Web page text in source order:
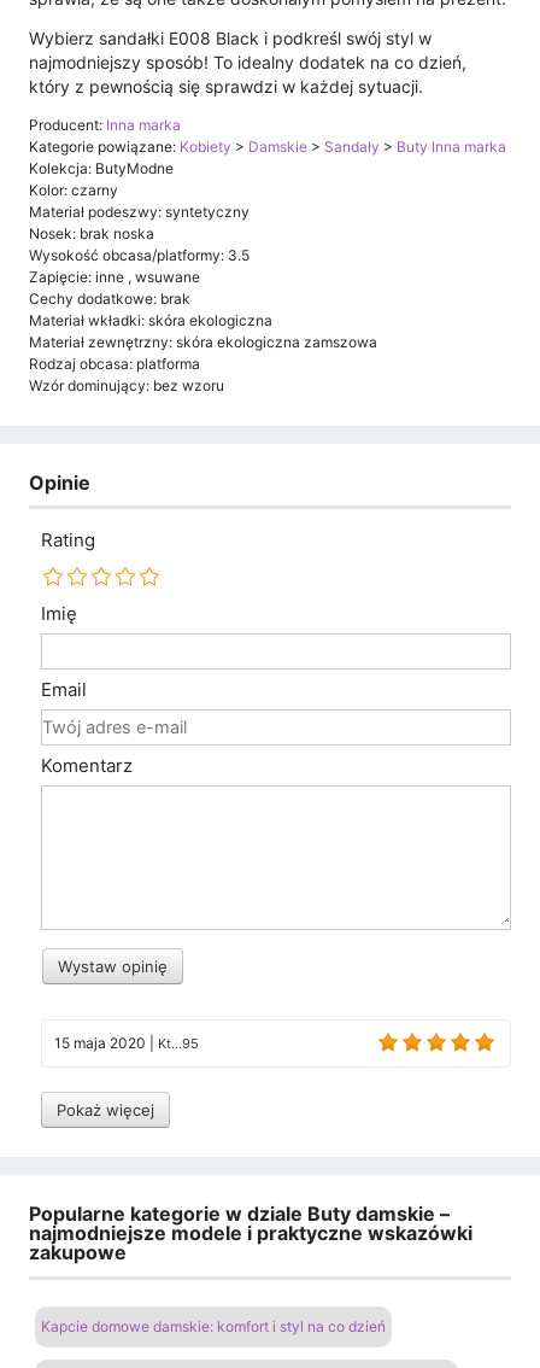
Wybierz sandałki E008 Black i podkreśl swój styl w
najmodniejszy sposób! To idealny dodatek na co dzień,
który z pewnością się sprawdzi w każdej sytuacji.
Producent: Inna marka
Kategorie powiązane: Kobiety > Damskie > Sandały > Buty Inna marka
Kolekcja: ButyModne
Kolor: czarny
Materiał podeszwy: syntetyczny
Nosek: brak noska
Wysokość obcasa/platformy: 3.5
Zapięcie: inne , wsuwane
Cechy dodatkowe: brak
Materiał wkładki: skóra ekologiczna
Materiał zewnętrzny: skóra ekologiczna zamszowa
Rodzaj obcasa: platforma
Wzór dominujący: bez wzoru
Opinie
Rating
Imię
Email
Komentarz
Wystaw opinię
15 maja 2020 Kt...95
Pokaż więcej
Popularne kategorie w dziale Buty damskie –
najmodniejsze modele i praktyczne wskazówki
zakupowe
Kapcie domowe damskie: komfort i styl na co dzień